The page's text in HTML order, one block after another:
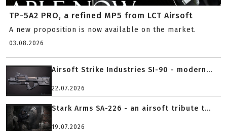
TP-5A2 PRO, a refined MP5 from LCT Airsoft
A new proposition is now available on the market.
03.08.2026
Airsoft Strike Industries SI-90 - modern...
22.07.2026
Stark Arms SA-226 - an airsoft tribute t...
19.07.2026